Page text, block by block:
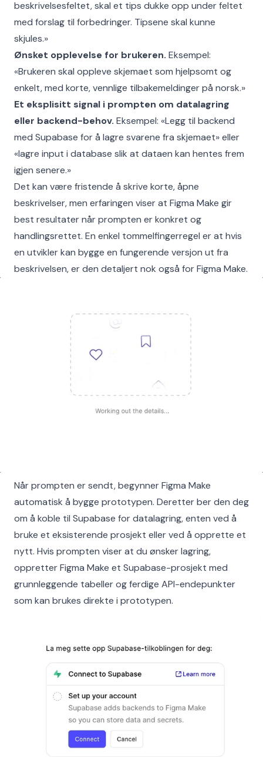
beskrivelsesfeltet, skal et tips dukke opp under feltet
med forslag til forbedringer. Tipsene skal kunne
skjules.»
Ønsket opplevelse for brukeren. Eksempel:
«Brukeren skal oppleve skjemaet som hjelpsomt og
enkelt, med korte, vennlige tilbakemeldinger på norsk.»
Et eksplisitt signal i prompten om datalagring
eller backend-behov. Eksempel: «Legg til backend
med Supabase for å lagre svarene fra skjemaet» eller
«lagre input i database slik at dataen kan hentes frem
igjen senere.»
Det kan være fristende å skrive korte, åpne
beskrivelser, men erfaringen viser at Figma Make gir
best resultater når prompten er konkret og
handlingsrettet. En enkel tommelfingerregel er at hvis
en utvikler kan bygge en fungerende versjon ut fra
beskrivelsen, er den detaljert nok også for Figma Make.
Når prompten er sendt, begynner Figma Make
automatisk å bygge prototypen. Deretter ber den deg
om å koble til Supabase for datalagring, enten ved å
bruke et eksisterende prosjekt eller ved å opprette et
nytt. Hvis prompten viser at du ønsker lagring,
oppretter Figma Make et Supabase-prosjekt med
grunnleggende tabeller og ferdige API-endepunkter
som kan brukes direkte i prototypen.